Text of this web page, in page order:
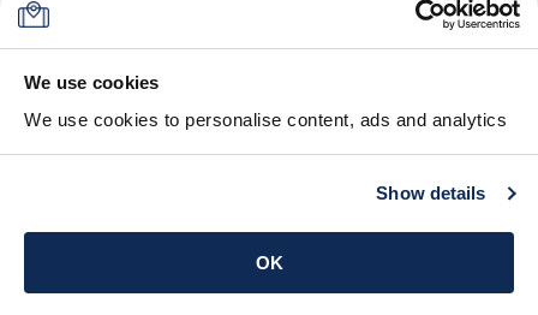
We use cookies
We use cookies to personalise content, ads and analytics
Show details
OK
Über uns
FAQ
Support
Blog
Freigepäck bei Airlines
Die Stasher-Garantie
AGB
App holen